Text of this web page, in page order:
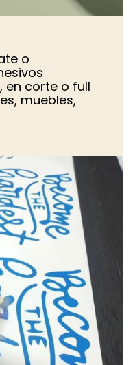
o
en corte o full
muebles,